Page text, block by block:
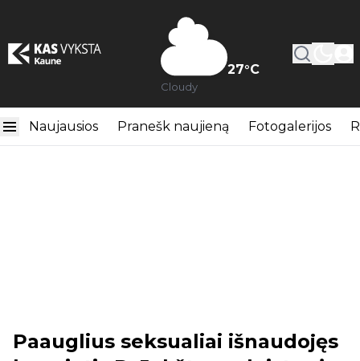
27°C
Cloudy
Naujausios Pranešk naujieną Fotogalerijos
Paauglius seksualiai išnaudojęs